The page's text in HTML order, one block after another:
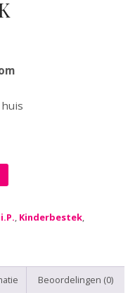
, Kinderbestek,
Beoordelingen (0)